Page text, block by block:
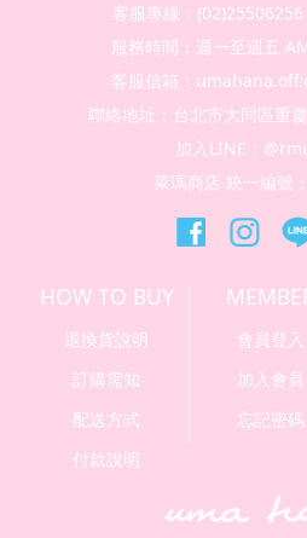
客服專線：
服務時間：週一至週五
客服信箱：
聯絡地址：台北市大同區重
加入LINE：
萊瑪商店 統一編號
HOW TO BUY
退換貨說明
訂購需知
配送方式
付款說明
會員登入
加入會員
忘記密碼